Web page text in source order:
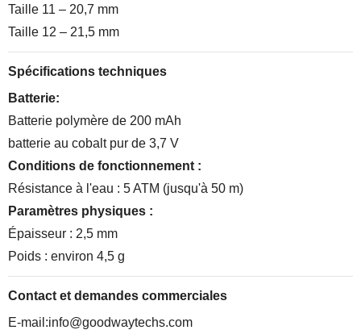
Taille 11 – 20,7 mm
Taille 12 – 21,5 mm
Spécifications techniques
Batterie:
Batterie polymère de 200 mAh
batterie au cobalt pur de 3,7 V
Conditions de fonctionnement :
Résistance à l'eau : 5 ATM (jusqu'à 50 m)
Paramètres physiques :
Épaisseur : 2,5 mm
Poids : environ 4,5 g
Contact et demandes commerciales
E-mail:info@goodwaytechs.com